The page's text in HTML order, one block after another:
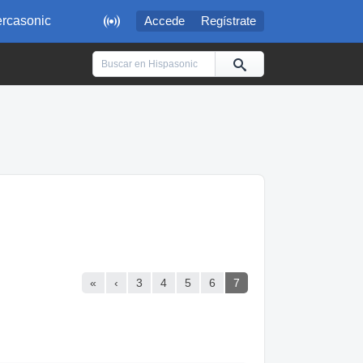
 Accede Regístrate
« ‹ 3 4 5 6 7